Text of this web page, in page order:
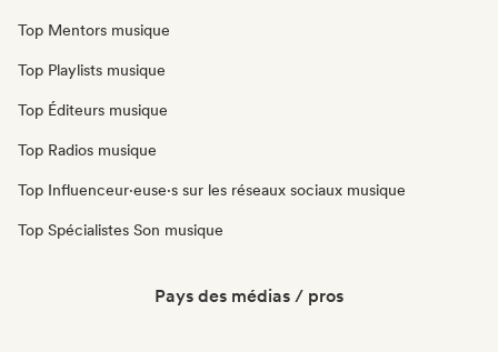
Top Mentors musique
Top Playlists musique
Top Éditeurs musique
Top Radios musique
Top Influenceur·euse·s sur les réseaux sociaux musique
Top Spécialistes Son musique
Pays des médias / pros